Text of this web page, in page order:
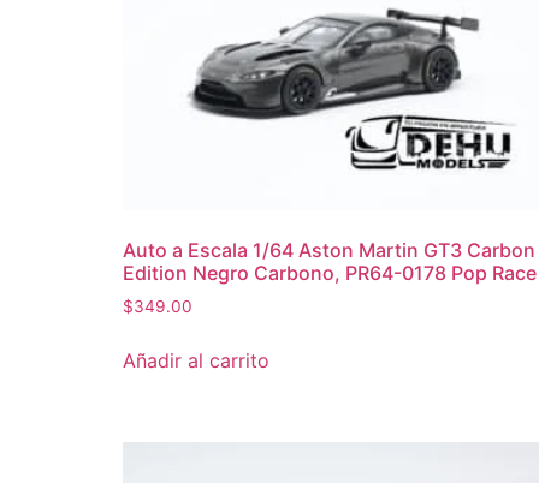
Auto a Escala 1/64 Aston Martin GT3 Carbon
Edition Negro Carbono, PR64-0178 Pop Race
$349.00
Añadir al carrito